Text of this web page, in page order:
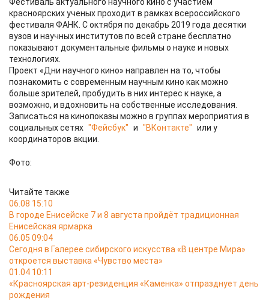
красноярских ученых проходит в рамках всероссийского
фестиваля ФАНК. С октября по декабрь 2019 года десятки
вузов и научных институтов по всей стране бесплатно
показывают документальные фильмы о науке и новых
технологиях.
Проект «Дни научного кино» направлен на то, чтобы
познакомить с современным научным кино как можно
больше зрителей, пробудить в них интерес к науке, а
возможно, и вдохновить на собственные исследования.
Записаться на кинопоказы можно в группах мероприятия в
социальных сетях "Фейсбук" и "ВКонтакте" или у
координаторов акции.
Фото:
Читайте также
06.08 15:10
В городе Енисейске 7 и 8 августа пройдёт традиционная
Енисейская ярмарка
06.05 09:04
Сегодня в Галерее сибирского искусства «В центре Мира»
откроется выставка «Чувство места»
01.04 10:11
«Красноярская арт-резиденция «Каменка» отпразднует день
рождения